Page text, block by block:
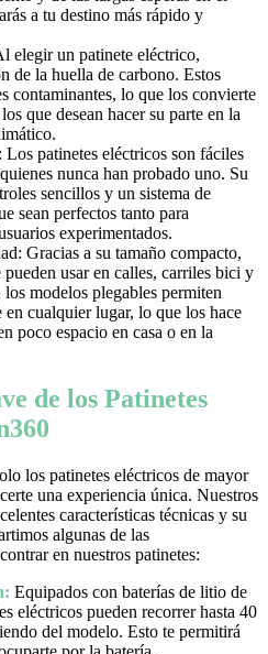
a tu destino más rápido y
elegir un patinete eléctrico,
de la huella de carbono. Estos
contaminantes, lo que los convierte
que desean hacer su parte en la
patinetes eléctricos son fáciles
nunca han probado uno. Su
sencillos y un sistema de
sean perfectos tanto para
experimentados.
Gracias a su tamaño compacto,
pueden usar en calles, carriles bici y
modelos plegables permiten
en cualquier lugar, lo que los hace
poco espacio en casa o en la
de los Patinetes
los patinetes eléctricos de mayor
una experiencia única. Nuestros
características técnicas y su
algunas de las
en nuestros patinetes:
Equipados con baterías de litio de
eléctricos pueden recorrer hasta 40
del modelo. Esto te permitirá